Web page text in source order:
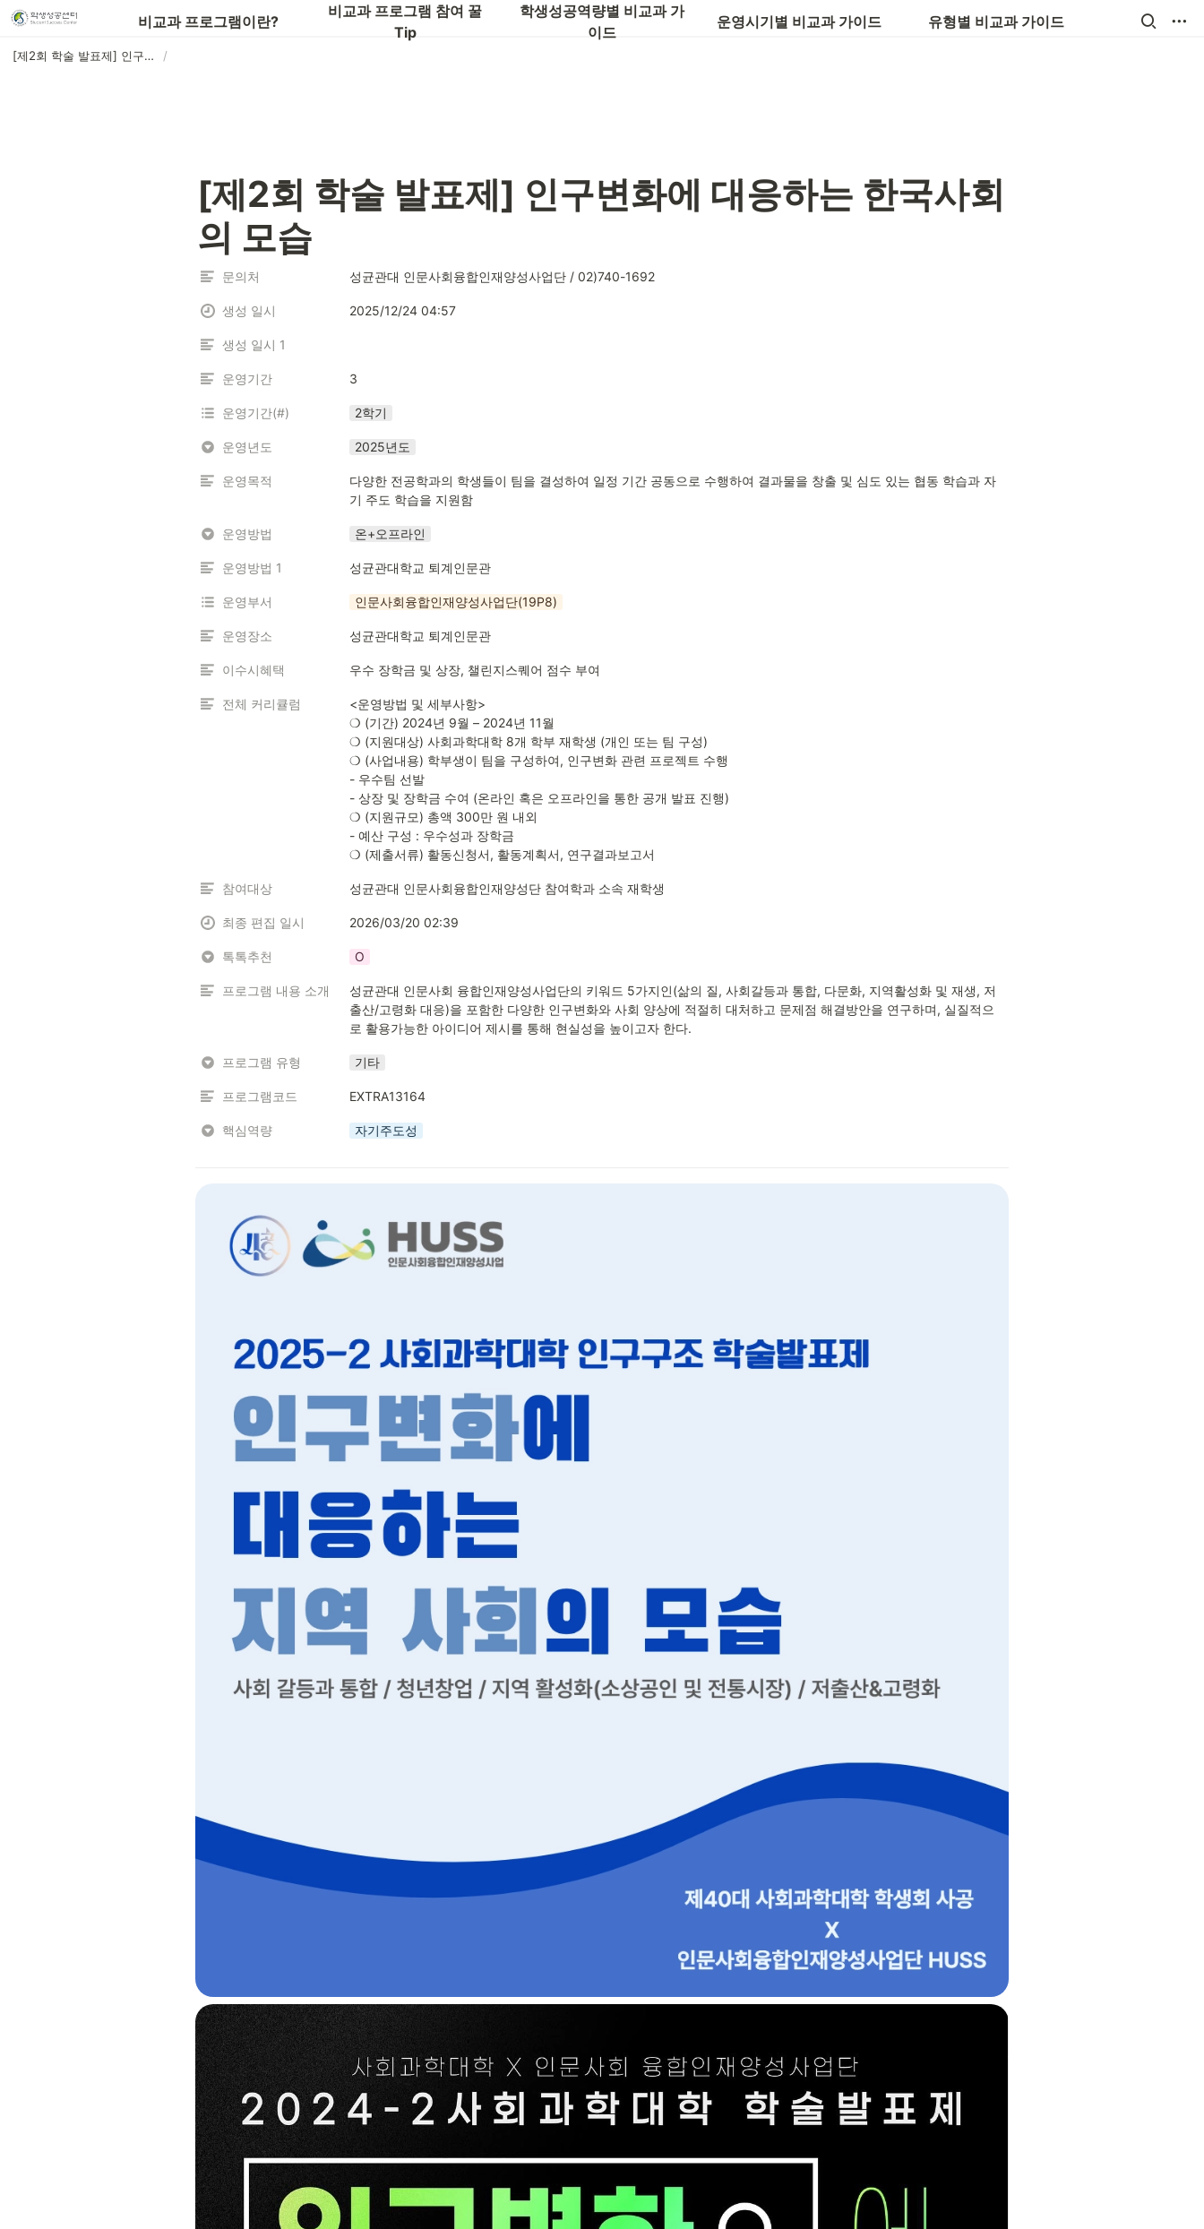
비교과 프로그램이란?
비교과 프로그램 참여 꿀
Tip
학생성공역량별 비교과 가
이드
운영시기별 비교과 가이드 유형별 비교과 가이드
[제2회 학술 발표제] 인구변화에 대응하는 한국사회의 모습 /
글로벌 역량
[제2회 학술 발표제] 인구변화에 대응하는 한국사회
의 모습
문의처 성균관대 인문사회융합인재양성사업단 / 02)740-1692
생성 일시 2025/12/24 04:57
생성 일시 1
운영기간 3
운영기간(#) 2학기
운영년도 2025년도
운영목적
다양한 전공학과의 학생들이 팀을 결성하여 일정 기간 공동으로 수행하여 결과물을 창출 및 심도 있는 협동 학습과 자
기 주도 학습을 지원함
운영방법 온+오프라인
운영방법 1 성균관대학교 퇴계인문관
운영부서 인문사회융합인재양성사업단(19P8)
운영장소 성균관대학교 퇴계인문관
이수시혜택 우수 장학금 및 상장, 챌린지스퀘어 점수 부여
전체 커리큘럼
<운영방법 및 세부사항>
❍ (기간) 2024년 9월 – 2024년 11월
❍ (지원대상) 사회과학대학 8개 학부 재학생 (개인 또는 팀 구성)
❍ (사업내용) 학부생이 팀을 구성하여, 인구변화 관련 프로젝트 수행
- 우수팀 선발
- 상장 및 장학금 수여 (온라인 혹은 오프라인을 통한 공개 발표 진행)
❍ (지원규모) 총액 300만 원 내외
- 예산 구성 : 우수성과 장학금
❍ (제출서류) 활동신청서, 활동계획서, 연구결과보고서
참여대상 성균관대 인문사회융합인재양성단 참여학과 소속 재학생
최종 편집 일시 2026/03/20 02:39
톡톡추천 O
프로그램 내용 소개
성균관대 인문사회 융합인재양성사업단의 키워드 5가지인(삶의 질, 사회갈등과 통합, 다문화, 지역활성화 및 재생, 저
출산/고령화 대응)을 포함한 다양한 인구변화와 사회 양상에 적절히 대처하고 문제점 해결방안을 연구하며, 실질적으
로 활용가능한 아이디어 제시를 통해 현실성을 높이고자 한다.
프로그램 유형 기타
프로그램코드 EXTRA13164
핵심역량 자기주도성